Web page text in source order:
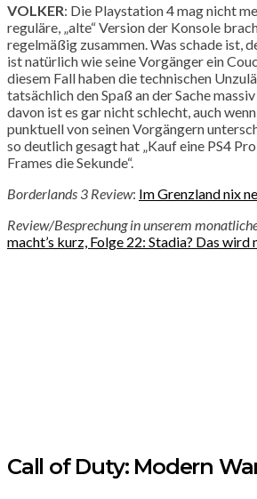
VOLKER: Die Playstation 4 mag nicht
reguläre, „alte“ Version der Konsole
regelmäßig zusammen. Was schade ist,
ist natürlich wie seine Vorgänger ein
diesem Fall haben die technischen
tatsächlich den Spaß an der Sache
davon ist es gar nicht schlecht, auch
punktuell von seinen Vorgängern
so deutlich gesagt hat „Kauf eine PS4
Frames die Sekunde“.
Borderlands 3 Review: Im Grenzland nix
Review/Besprechung in unserem
macht’s kurz, Folge 22: Stadia? Das wird
Call of Duty: Modern